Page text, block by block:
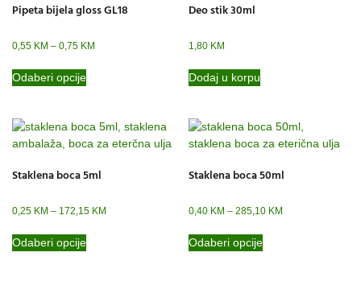
Pipeta bijela gloss GL18
0,55 KM – 0,75 KM
Odaberi opcije
Deo stik 30ml
1,80 KM
Dodaj u korpu
Staklena boca 5ml
0,25 KM – 172,15 KM
Odaberi opcije
Staklena boca 50ml
0,40 KM – 285,10 KM
Odaberi opcije